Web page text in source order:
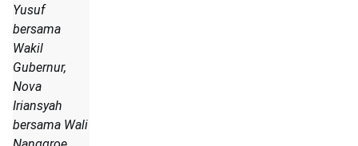
Yusuf
bersama
Wakil
Gubernur,
Nova
Iriansyah
bersama Wali